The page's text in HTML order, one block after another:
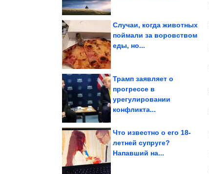
Полезные привычки,
Случаи, когда животных
поймали за воровством
еды, но...
Трамп заявляет о
прогрессе в
урегулировании
конфликта...
Звёзды, воспитавшие
Что известно о его 18-
летней супруге?
Напавший на...